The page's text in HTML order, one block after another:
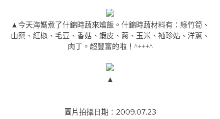
▲今天海媽煮了什錦時蔬來燴飯。什錦時蔬材料有：綠竹筍、
山藥、紅椒、毛豆、香菇、蝦皮、蔥、玉米、袖珍姑、洋蔥、
肉丁。超豐富的啦！^+++^
▲
圖片拍攝日期：2009.07.23